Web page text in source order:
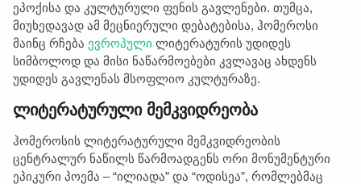
ეპოქისა და კულტურული ფენის გავლენები. თუმცა,
მიუხედავად ამ მეცნიერული დებატებისა, ჰომეროსი
მაინც რჩება ევროპული ლიტერატურის უდიდეს
სიმბოლოდ და მისი ნაწარმოებები კვლავაც ახდენს
უდიდეს გავლენას მსოფლიო კულტურაზე.
ლიტერატურული მემკვიდრეობა
ჰომეროსის ლიტერატურული მემკვიდრეობის
ცენტრალურ ნაწილს წარმოადგენს ორი მონუმენტური
ეპიკური პოემა – “ილიადა” და “ოდისეა”, რომლებმაც